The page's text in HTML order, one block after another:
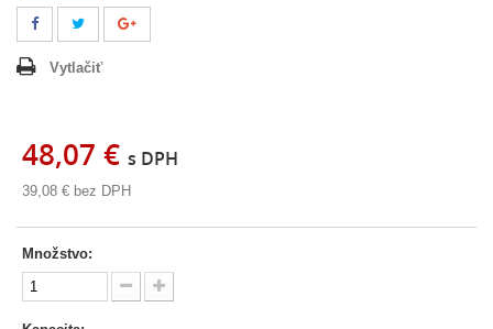
Vytlačiť
48,07 € s DPH
39,08 € bez DPH
Množstvo: